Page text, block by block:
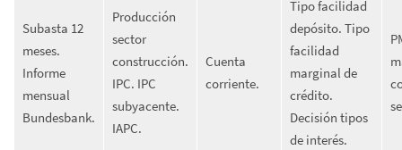
Subasta 12
meses.
Informe
mensual
Bundesbank.
Producción
sector
construcción.
IPC. IPC
subyacente.
IAPC.
Cuenta
corriente.
Tipo facilidad
depósito. Tipo
facilidad
marginal de
crédito.
Decisión tipos
de interés.